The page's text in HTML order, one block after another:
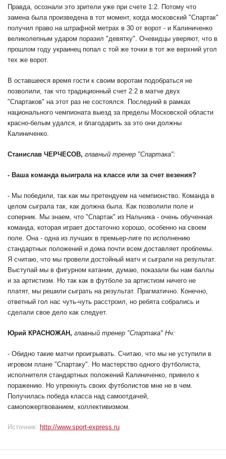
Правда, осознали это зрители уже при счете 1:2. Потому что
замена была произведена в тот момент, когда московский "Спартак"
получил право на штрафной метрах в 30 от ворот - и Калиниченко
великолепным ударом поразил "девятку". Очевидцы уверяют, что в
прошлом году украинец попал с той же точки в тот же верхний угол
тех же ворот.
В оставшееся время гости к своим воротам подобраться не
позволили, так что традиционный счет 2:2 в матче двух
"Спартаков" на этот раз не состоялся. Последний в рамках
национального чемпионата выезд за пределы Московской области
красно-белым удался, и благодарить за это они должны
Калиниченко.
Станислав ЧЕРЧЕСОВ, главный тренер "Спартака":
- Ваша команда выиграла на классе или за счет везения?
- Мы победили, так как мы претендуем на чемпионство. Команда в
целом сыграла так, как должна была. Как позволили поле и
соперник. Мы знаем, что "Спартак" из Нальчика - очень обученная
команда, которая играет достаточно хорошо, особенно на своем
поле. Она - одна из лучших в премьер-лиге по исполнению
стандартных положений и дома почти всем доставляет проблемы.
Я считаю, что мы провели достойный матч и сыграли на результат.
Выступай мы в фигурном катании, думаю, показали бы нам баллы
и за артистизм. Но так как в футболе за артистизм ничего не
платят, мы решили сыграть на результат. Прагматично. Конечно,
ответный гол нас чуть-чуть расстроил, но ребята собрались и
сделали свое дело как следует.
Юрий КРАСНОЖАН, главный тренер "Спартака" Нч:
- Обидно такие матчи проигрывать. Считаю, что мы не уступили в
игровом плане "Спартаку". Но мастерство одного футболиста,
исполнителя стандартных положений Калиниченко, привело к
поражению. Но упрекнуть своих футболистов мне не в чем.
Получилась победа класса над самоотдачей,
самопожертвованием, коллективизмом.
Источник: http://www.sport-express.ru